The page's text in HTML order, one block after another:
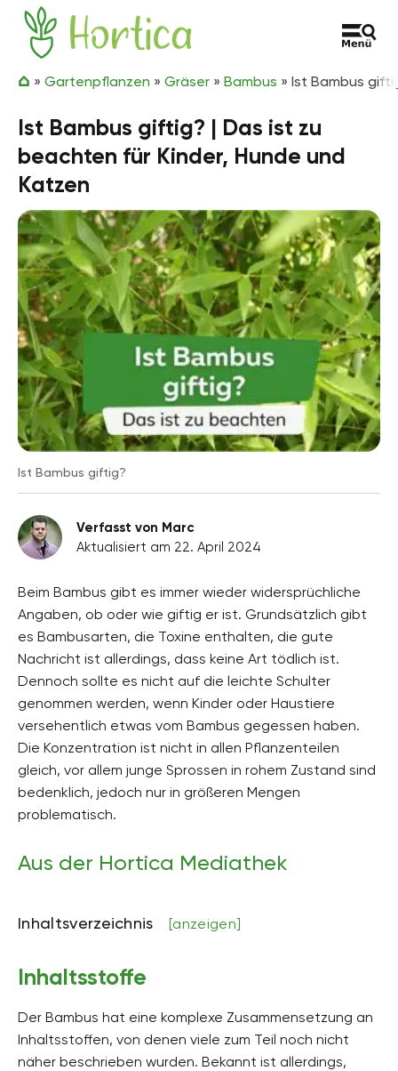
Zum Inhalt springen
Hortica
» Gartenpflanzen » Gräser » Bambus » Ist Bambus
Ist Bambus giftig? | Das ist zu
beachten für Kinder, Hunde und
Katzen
Ist Bambus giftig?
Verfasst von Marc
Aktualisiert am 22. April 2024
Beim Bambus gibt es immer wieder widersprüchliche
Angaben, ob oder wie giftig er ist. Grundsätzlich gibt
es Bambusarten, die Toxine enthalten, die gute
Nachricht ist allerdings, dass keine Art tödlich ist.
Dennoch sollte es nicht auf die leichte Schulter
genommen werden, wenn Kinder oder Haustiere
versehentlich etwas vom Bambus gegessen haben.
Die Konzentration ist nicht in allen Pflanzenteilen
gleich, vor allem junge Sprossen in rohem Zustand sind
bedenklich, jedoch nur in größeren Mengen
problematisch.
Aus der Hortica Mediathek
Inhaltsverzeichnis [anzeigen]
Inhaltsstoffe
Der Bambus hat eine komplexe Zusammensetzung an
Inhaltsstoffen, von denen viele zum Teil noch nicht
näher beschrieben wurden. Bekannt ist allerdings,